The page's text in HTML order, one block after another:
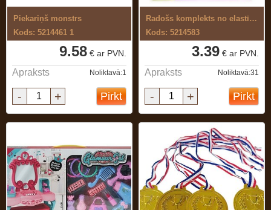
Piekariņš monstrs
Kods: 5214461 1
9.58 € ar PVN.
Apraksts Noliktavā:1
- + Pirkt
Radošs komplekts no elastīgas, ...
Kods: 5214583
3.39 € ar PVN.
Apraksts Noliktavā:31
- + Pirkt